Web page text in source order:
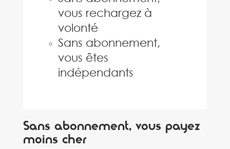
vous rechargez à
volonté
Sans abonnement,
vous êtes
indépendants
Sans abonnement, vous payez
moins cher